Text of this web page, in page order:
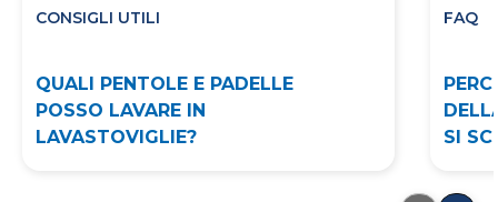
QUALI PENTOLE E PADELLE
POSSO LAVARE IN
LAVASTOVIGLIE?
CONSIGLI UTILI
SI
FAQ